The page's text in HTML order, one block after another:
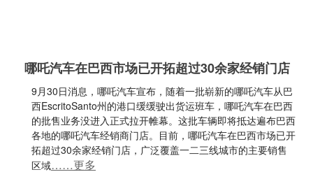
哪吒汽车在巴西市场已开拓超过30余家经销门店
9月30日消息，哪吒汽车宣布，随着一批崭新的哪吒汽车从巴
西EscritoSanto州的港口缓缓驶出货运班车，哪吒汽车在巴西
的批售业务没进入正式拉开帷幕。这批车辆即将抵达遍布巴西
各地的哪吒汽车经销商门店。目前，哪吒汽车在巴西市场已开
拓超过30余家经销门店，广泛覆盖一二三线城市的主要销售
区域……更多